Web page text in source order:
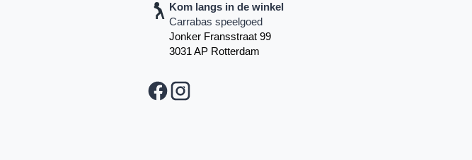
Kom langs in de winkel
Carrabas speelgoed
Jonker Fransstraat 99
3031 AP Rotterdam